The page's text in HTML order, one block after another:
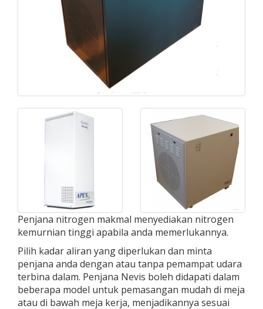
Penjana nitrogen makmal menyediakan nitrogen
kemurnian tinggi apabila anda memerlukannya.
Pilih kadar aliran yang diperlukan dan minta
penjana anda dengan atau tanpa pemampat udara
terbina dalam. Penjana Nevis boleh didapati dalam
beberapa model untuk pemasangan mudah di meja
atau di bawah meja kerja, menjadikannya sesuai